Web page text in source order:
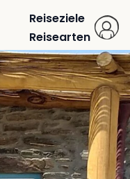
Reiseziele
Reisearten